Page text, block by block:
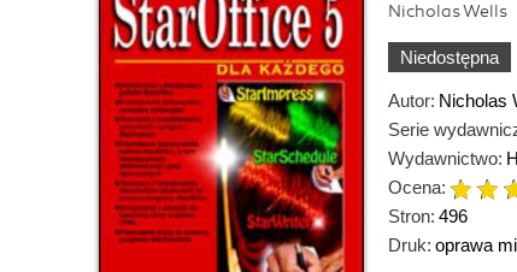
Nicholas Wells
Niedostępna
Autor: Nicholas
Serie
Wydawnictwo:
Ocena:
Stron: 496
Druk: oprawa